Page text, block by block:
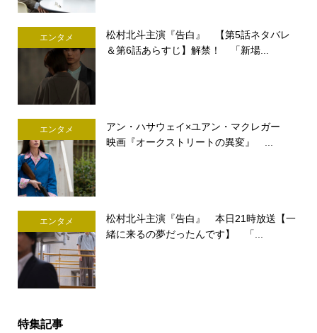
エンタメ
松村北斗主演『告白』 【第5話ネタバレ
＆第6話あらすじ】解禁！ 「新場...
エンタメ
アン・ハサウェイ×ユアン・マクレガー
映画『オークストリートの異変』 ...
エンタメ
松村北斗主演『告白』 本日21時放送【一
緒に来るの夢だったんです】 「...
特集記事